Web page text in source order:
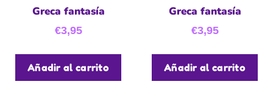
Greca fantasía
€3,95
Añadir al carrito
Greca fantasía
€3,95
Añadir al carrito